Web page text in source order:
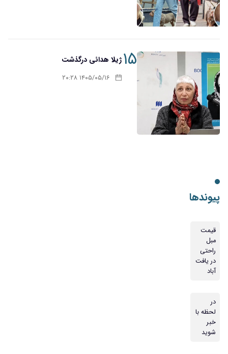
۱۵ژیلا هدائی درگذشت
۱۴۰۵/۰۵/۱۶ ۲۰:۲۸
پیوندها
قیمت
مبل
راحتی
در یافت
آباد
در
لحظه با
خبر
شوید